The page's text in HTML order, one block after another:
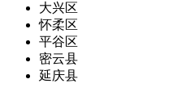
大兴区
怀柔区
平谷区
密云县
延庆县